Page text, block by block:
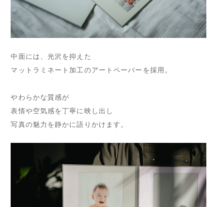
中面には、光沢を抑えた
マットラミネート加工のアートペーパーを採用。
やわらかな質感が
表情や空気感を丁寧に映し出し
写真の魅力を静かに語りかけます。